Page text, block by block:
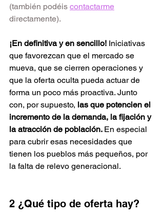
(también podéis contactarme
directamente).
¡En definitiva y en sencillo! Iniciativas
que favorezcan que el mercado se
mueva, que se cierren operaciones y
que la oferta oculta pueda actuar de
forma un poco más proactiva. Junto
con, por supuesto, las que potencien el
incremento de la demanda, la fijación y
la atracción de población. En especial
para cubrir esas necesidades que
tienen los pueblos más pequeños, por
la falta de relevo generacional.
2 ¿Qué tipo de oferta hay?